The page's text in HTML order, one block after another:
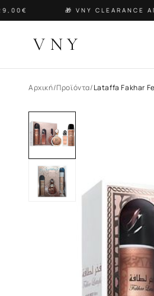
🎁 VNY CLEARANCE
VNY
Αρχική/Προϊόντα/Lataffa Fakhar